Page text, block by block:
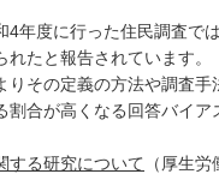
年度に行った住民調査で
たと報告されています。
その定義の方法や調査手
割合が高くなる回答バイ
する研究について （厚生労